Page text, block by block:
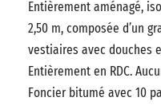
Entièrement aménagé,
2,50 m, composée d’un
vestiaires avec douches
Entièrement en RDC.
Foncier bitumé avec 10